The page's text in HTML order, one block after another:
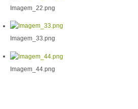
Imagem_22.png
Imagem_33.png
Imagem_44.png